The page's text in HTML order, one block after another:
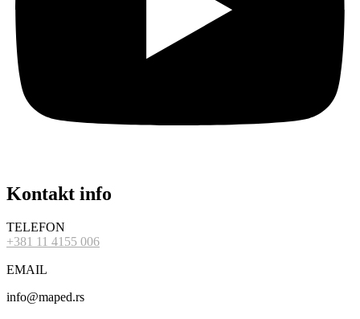
Kontakt info
TELEFON
+381 11 4155 006
EMAIL
info@maped.rs